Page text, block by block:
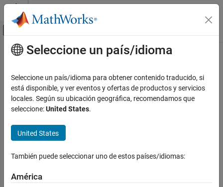
Saltar al contenido
Mostrar/ocultar menú de navegación
Inicio de Documentación
Categoría
Automated Driving Toolbox
Get Started with Automated Driving
Toolbox
Driving Scenario Simulation
Scenarios from Real-World Sensor Data
Contenido principal
How useful was this information?
Seleccione un país/idioma
Seleccione un país/idioma para obtener contenido traducido, si
está disponible, y ver eventos y ofertas de productos y servicios
locales. Según su ubicación geográfica, recomendamos que
seleccione:United States.
United States
También puede seleccionar uno de estos países/idiomas:
América